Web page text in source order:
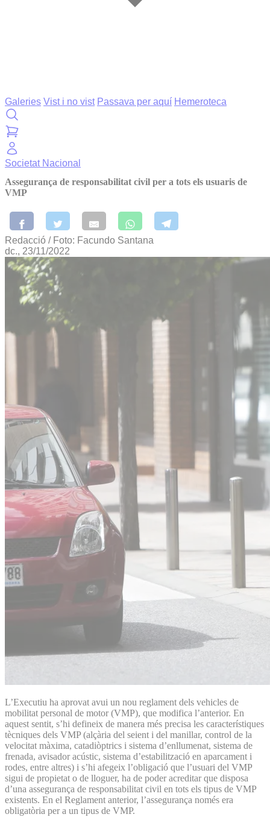
Galeries Vist i no vist Passava per aquí Hemeroteca
Societat Nacional
Assegurança de responsabilitat civil per a tots els usuaris de
VMP
Redacció / Foto: Facundo Santana
dc., 23/11/2022
L’Executiu ha aprovat avui un nou reglament dels vehicles de
mobilitat personal de motor (VMP), que modifica l’anterior. En
aquest sentit, s’hi defineix de manera més precisa les característiques
tècniques dels VMP (alçària del seient i del manillar, control de la
velocitat màxima, catadiòptrics i sistema d’enllumenat, sistema de
frenada, avisador acústic, sistema d’estabilització en aparcament i
rodes, entre altres) i s’hi afegeix l’obligació que l’usuari del VMP
sigui de propietat o de lloguer, ha de poder acreditar que disposa
d’una assegurança de responsabilitat civil en tots els tipus de VMP
existents. En el Reglament anterior, l’assegurança només era
obligatòria per a un tipus de VMP.